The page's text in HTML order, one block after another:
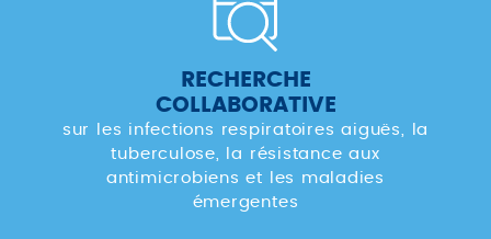
RECHERCHE
COLLABORATIVE
sur les infections respiratoires aiguës, la
tuberculose, la résistance aux
antimicrobiens et les maladies
émergentes